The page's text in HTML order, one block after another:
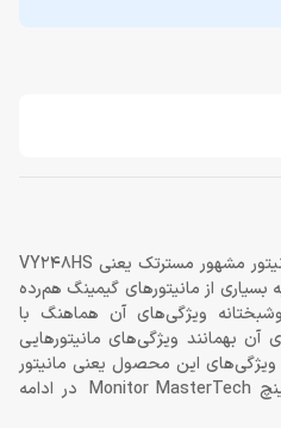
VY248HSW مدل سفیدرنگ از مانیتور مشهور مسترتک یعنی VY248HS
از مانیتورهای گیمینگ هم‌رده
ویژگی‌های آن هماهنگ با
قیمت‌اش نیستند، چراکه ویژگی‌های آن به‎مانند ویژگی‌های مانیتورهایی
ویژگی‌های این محصول یعنی مانیتور
مسترتک VY248HSW سایز 24 اینچ Monitor MasterTech در ادامه